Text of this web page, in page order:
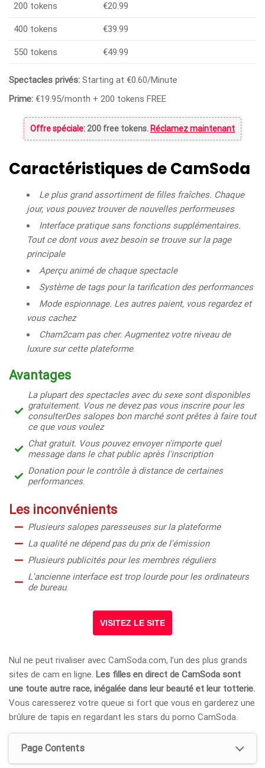
200 tokens €20.99
400 tokens €39.99
550 tokens €49.99
Spectacles privés: Starting at €0.60/Minute
Prime: €19.95/month + 200 tokens FREE
Offre spéciale: 200 free tokens. Réclamez maintenant
Caractéristiques de CamSoda
Le plus grand assortiment de filles fraîches. Chaque
jour, vous pouvez trouver de nouvelles performeuses
Interface pratique sans fonctions supplémentaires.
Tout ce dont vous avez besoin se trouve sur la page
principale
Aperçu animé de chaque spectacle
Système de tags pour la tarification des performances
Mode espionnage. Les autres paient, vous regardez et
vous cachez
Cham2cam pas cher. Augmentez votre niveau de
luxure sur cette plateforme.
Avantages
La plupart des spectacles avec du sexe sont disponibles
gratuitement. Vous ne devez pas vous inscrire pour les
consulterDes salopes bon marché sont prêtes à faire tout
ce que vous voulez
Chat gratuit. Vous pouvez envoyer n'importe quel
message dans le chat public après l'inscription
Donation pour le contrôle à distance de certaines
performances.
Les inconvénients
Plusieurs salopes paresseuses sur la plateforme
La qualité ne dépend pas du prix de l'émission
Plusieurs publicités pour les membres réguliers
L'ancienne interface est trop lourde pour les ordinateurs
de bureau.
VISITEZ LE SITE
Nul ne peut rivaliser avec CamSoda.com, l’un des plus grands
sites de cam en ligne. Les filles en direct de CamSoda sont
une toute autre race, inégalée dans leur beauté et leur totterie.
Vous caresserez votre queue si fort que vous en garderez une
brûlure de tapis en regardant les stars du porno CamSoda.
Page Contents